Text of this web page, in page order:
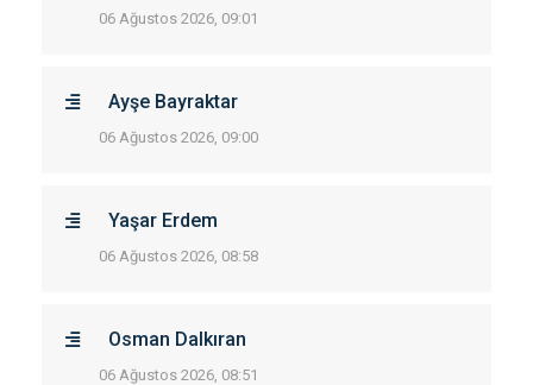
06 Ağustos 2026, 09:01
Ayşe Bayraktar
06 Ağustos 2026, 09:00
Yaşar Erdem
06 Ağustos 2026, 08:58
Osman Dalkıran
06 Ağustos 2026, 08:51